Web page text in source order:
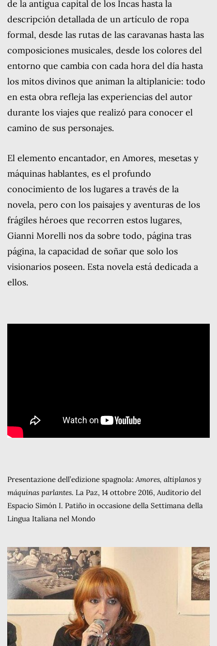
de la antigua capital de los Incas hasta la
descripción detallada de un artículo de ropa
formal, desde las rutas de las caravanas hasta las
composiciones musicales, desde los colores del
entorno que cambia con cada hora del día hasta
los mitos divinos que animan la altiplanicie: todo
en esta obra refleja las experiencias del autor
durante los viajes que realizó para conocer el
camino de sus personajes.
El elemento encantador, en Amores, mesetas y
máquinas hablantes, es el profundo
conocimiento de los lugares a través de la
novela, pero con los paisajes y aventuras de los
frágiles héroes que recorren estos lugares,
Gianni Morelli nos da sobre todo, página tras
página, la capacidad de soñar que solo los
visionarios poseen. Esta novela está dedicada a
ellos.
Presentazione dell’edizione spagnola:Amores, altiplanos y
máquinas parlantes. La Paz, 14 ottobre 2016, Auditorio del
Espacio Simón I. Patiño in occasione della Settimana della
Lingua Italiana nel Mondo